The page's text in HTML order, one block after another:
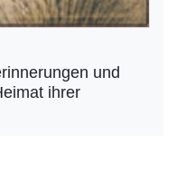
und
ihrer